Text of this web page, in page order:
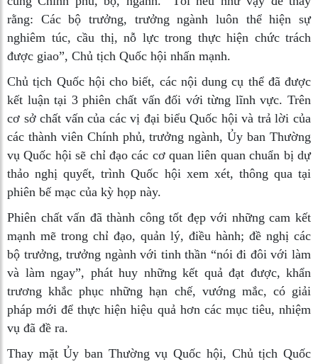
rằng: Các bộ trưởng, trưởng ngành luôn thể hiện sự
nghiêm túc, cầu thị, nỗ lực trong thực hiện chức trách
được giao”, Chủ tịch Quốc hội nhấn mạnh.
Chủ tịch Quốc hội cho biết, các nội dung cụ thể đã được
kết luận tại 3 phiên chất vấn đối với từng lĩnh vực. Trên
cơ sở chất vấn của các vị đại biểu Quốc hội và trả lời của
các thành viên Chính phủ, trưởng ngành, Ủy ban Thường
vụ Quốc hội sẽ chỉ đạo các cơ quan liên quan chuẩn bị dự
thảo nghị quyết, trình Quốc hội xem xét, thông qua tại
phiên bế mạc của kỳ họp này.
Phiên chất vấn đã thành công tốt đẹp với những cam kết
mạnh mẽ trong chỉ đạo, quản lý, điều hành; đề nghị các
bộ trưởng, trưởng ngành với tinh thần “nói đi đôi với làm
và làm ngay”, phát huy những kết quả đạt được, khẩn
trương khắc phục những hạn chế, vướng mắc, có giải
pháp mới để thực hiện hiệu quả hơn các mục tiêu, nhiệm
vụ đã đề ra.
Thay mặt Ủy ban Thường vụ Quốc hội, Chủ tịch Quốc